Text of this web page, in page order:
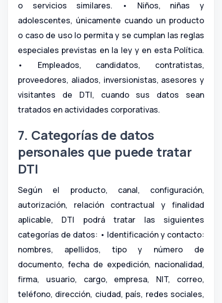
o servicios similares. • Niños, niñas y
adolescentes, únicamente cuando un producto
o caso de uso lo permita y se cumplan las reglas
especiales previstas en la ley y en esta Política.
• Empleados, candidatos, contratistas,
proveedores, aliados, inversionistas, asesores y
visitantes de DTI, cuando sus datos sean
tratados en actividades corporativas.
7. Categorías de datos
personales que puede tratar
DTI
Según el producto, canal, configuración,
autorización, relación contractual y finalidad
aplicable, DTI podrá tratar las siguientes
categorías de datos: • Identificación y contacto:
nombres, apellidos, tipo y número de
documento, fecha de expedición, nacionalidad,
firma, usuario, cargo, empresa, NIT, correo,
teléfono, dirección, ciudad, país, redes sociales,